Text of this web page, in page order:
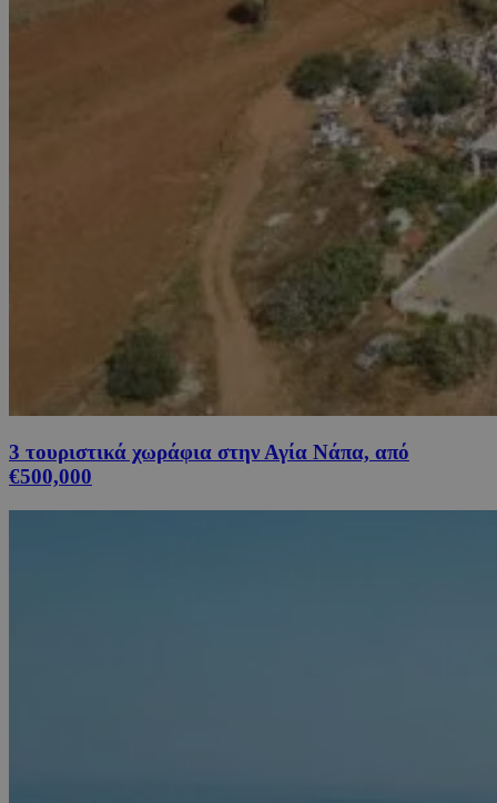
3 τουριστικά χωράφια στην Αγία Νάπα, από
€500,000